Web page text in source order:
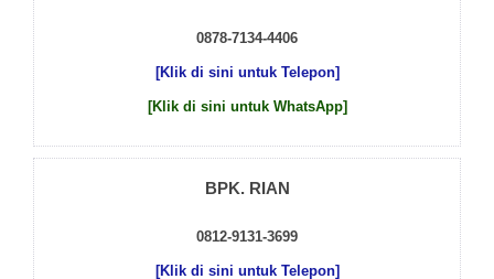
0878-7134-4406
[Klik di sini untuk Telepon]
[Klik di sini untuk WhatsApp]
BPK. RIAN
0812-9131-3699
[Klik di sini untuk Telepon]